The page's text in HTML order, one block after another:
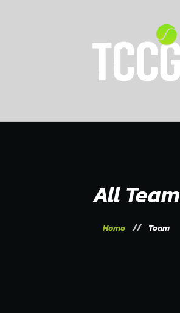
All Team
Home Team